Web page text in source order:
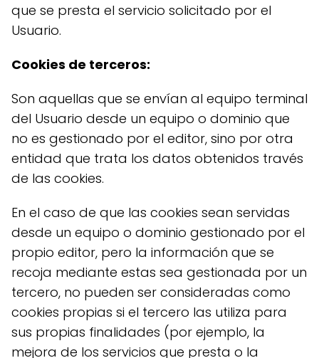
que se presta el servicio solicitado por el
Usuario.
Cookies de terceros:
Son aquellas que se envían al equipo terminal
del Usuario desde un equipo o dominio que
no es gestionado por el editor, sino por otra
entidad que trata los datos obtenidos través
de las cookies.
En el caso de que las cookies sean servidas
desde un equipo o dominio gestionado por el
propio editor, pero la información que se
recoja mediante estas sea gestionada por un
tercero, no pueden ser consideradas como
cookies propias si el tercero las utiliza para
sus propias finalidades (por ejemplo, la
mejora de los servicios que presta o la